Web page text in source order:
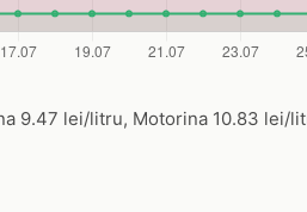
9.47 lei/litru, Motorina 10.83